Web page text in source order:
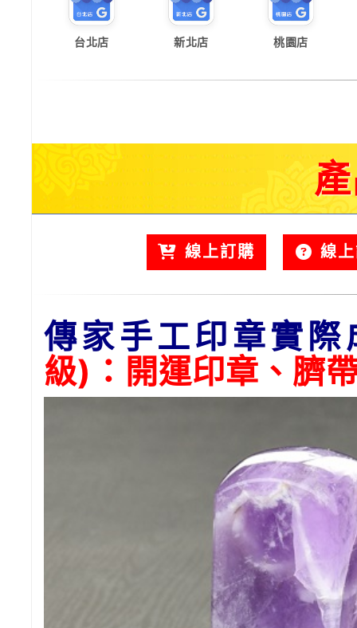
台北店 新北店 桃園店
線上訂購 線
傳家手工印章實際
級)：開運印章、臍